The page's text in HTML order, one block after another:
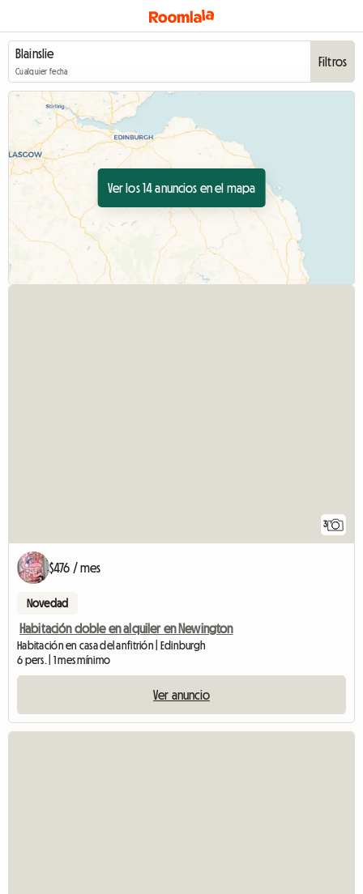
Cualquier fecha
Filtros
Ver los 14 anuncios en el mapa
3
$476 / mes
Novedad
Habitación doble en alquiler en Newington
Habitación en casa del anfitrión | Edinburgh
6 pers. | 1 mes mínimo
Ver anuncio